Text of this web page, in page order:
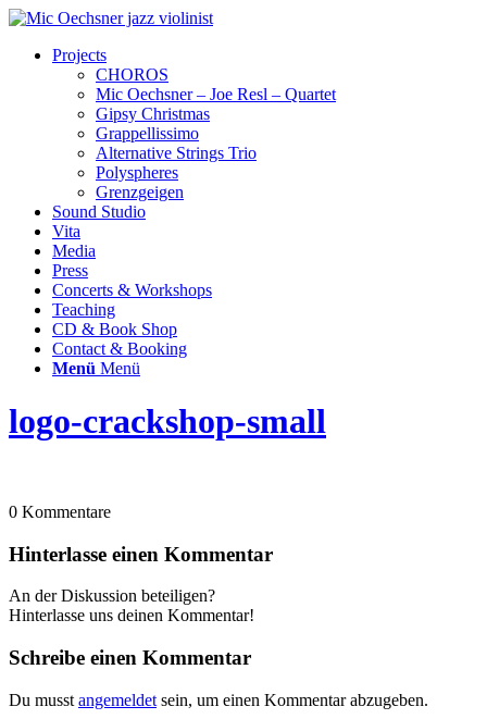
Projects
CHOROS
Mic Oechsner – Joe Resl – Quartet
Gipsy Christmas
Grappellissimo
Alternative Strings Trio
Polyspheres
Grenzgeigen
Sound Studio
Vita
Media
Press
Concerts & Workshops
Teaching
CD & Book Shop
Contact & Booking
Menü Menü
logo-crackshop-small
0 Kommentare
Hinterlasse einen Kommentar
An der Diskussion beteiligen?
Hinterlasse uns deinen Kommentar!
Schreibe einen Kommentar
Du musst angemeldet sein, um einen Kommentar abzugeben.